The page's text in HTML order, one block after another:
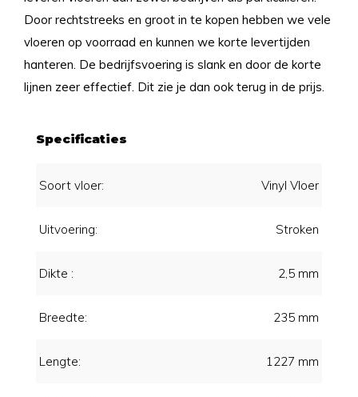
Door rechtstreeks en groot in te kopen hebben we vele
vloeren op voorraad en kunnen we korte levertijden
hanteren. De bedrijfsvoering is slank en door de korte
lijnen zeer effectief. Dit zie je dan ook terug in de prijs.
Specificaties
Soort vloer: Vinyl Vloer
Uitvoering: Stroken
Dikte : 2,5 mm
Breedte: 235 mm
Lengte: 1227 mm